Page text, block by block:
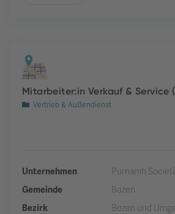
Mitarbeiter:in Verkauf &
Vertrieb & Außendienst
Unternehmen
Purnamh
Gemeinde
Bozen
Bezirk
Bozen und